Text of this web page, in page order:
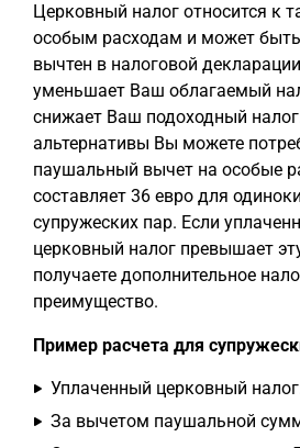
Церковный налог относится к
особым расходам и может
вычтен в налоговой
уменьшает Ваш облагаемый
снижает Ваш подоходный
альтернативы Вы можете
паушальный вычет на особые
составляет 36 евро для
супружеских пар. Если
церковный налог превышает
получаете дополнительное
преимущество.
Пример расчета для
Уплаченный церковный
За вычетом паушальной